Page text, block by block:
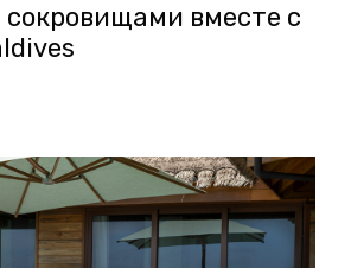
сокровищами вместе с